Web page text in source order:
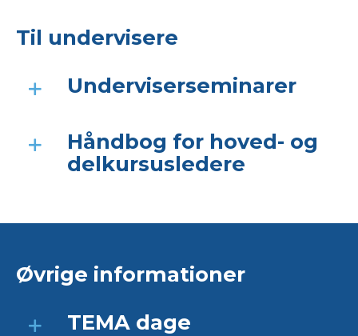
Til undervisere
Underviserseminarer
Håndbog for hoved- og
delkursusledere
Øvrige informationer
TEMA dage